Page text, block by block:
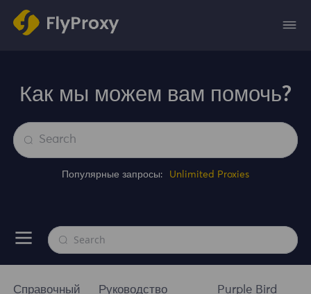
Как мы можем вам помочь?
Популярные запросы: Unlimited Proxies
Справочный
Руководство
Purple Bird